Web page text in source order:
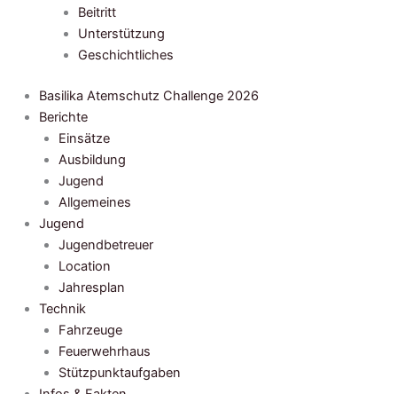
Beitritt
Unterstützung
Geschichtliches
Basilika Atemschutz Challenge 2026
Berichte
Einsätze
Ausbildung
Jugend
Allgemeines
Jugend
Jugendbetreuer
Location
Jahresplan
Technik
Fahrzeuge
Feuerwehrhaus
Stützpunktaufgaben